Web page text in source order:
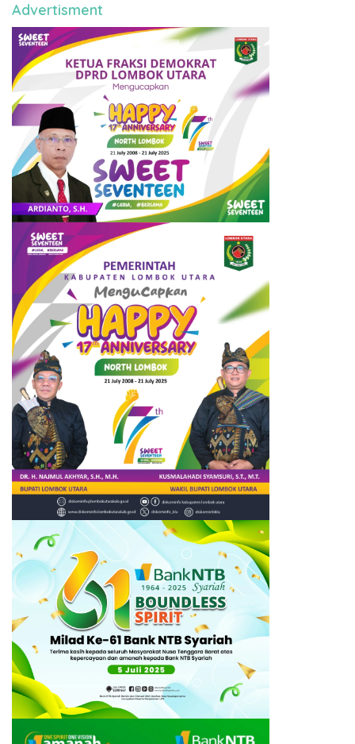
Advertisment